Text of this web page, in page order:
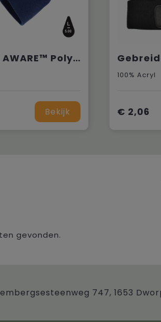
Impact AWARE™ Polylana® klassieke beanie
Bekijk
100% Acryl
€ 2,06
gevonden.
747, 1653